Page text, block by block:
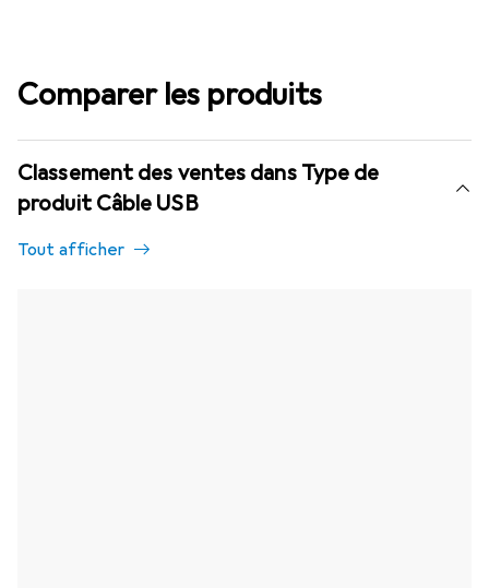
Comparer les produits
Classement des ventes dans Type de
produit Câble USB
Tout afficher